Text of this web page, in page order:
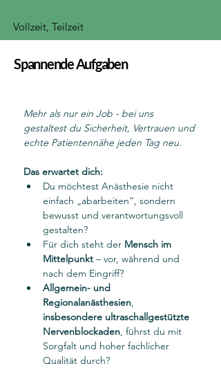
Vollzeit, Teilzeit
Spannende Aufgaben
Mehr als nur ein Job - bei uns
gestaltest du Sicherheit, Vertrauen und
echte Patientennähe jeden Tag neu.
Das erwartet dich:
Du möchtest Anästhesie nicht
einfach „abarbeiten“, sondern
bewusst und verantwortungsvoll
gestalten?
Für dich steht der Mensch im
Mittelpunkt – vor, während und
nach dem Eingriff?
Allgemein- und
Regionalanästhesien,
insbesondere ultraschallgestützte
Nervenblockaden, führst du mit
Sorgfalt und hoher fachlicher
Qualität durch?